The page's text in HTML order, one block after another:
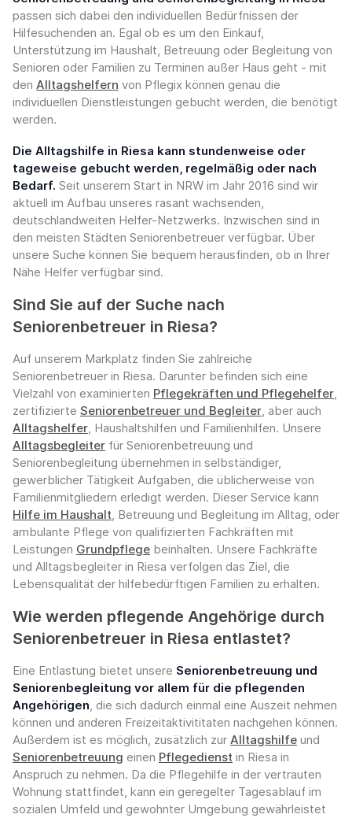
passen sich dabei den individuellen Bedürfnissen der
Hilfesuchenden an. Egal ob es um den Einkauf,
Unterstützung im Haushalt, Betreuung oder Begleitung von
Senioren oder Familien zu Terminen außer Haus geht - mit
den Alltagshelfern von Pflegix können genau die
individuellen Dienstleistungen gebucht werden, die benötigt
werden.
Die Alltagshilfe in Riesa kann stundenweise oder
tageweise gebucht werden, regelmäßig oder nach
Bedarf. Seit unserem Start in NRW im Jahr 2016 sind wir
aktuell im Aufbau unseres rasant wachsenden,
deutschlandweiten Helfer-Netzwerks. Inzwischen sind in
den meisten Städten Seniorenbetreuer verfügbar. Über
unsere Suche können Sie bequem herausfinden, ob in Ihrer
Nähe Helfer verfügbar sind.
Sind Sie auf der Suche nach
Seniorenbetreuer in Riesa?
Auf unserem Markplatz finden Sie zahlreiche
Seniorenbetreuer in Riesa. Darunter befinden sich eine
Vielzahl von examinierten Pflegekräften und Pflegehelfer,
zertifizierte Seniorenbetreuer und Begleiter, aber auch
Alltagshelfer, Haushaltshilfen und Familienhilfen. Unsere
Alltagsbegleiter für Seniorenbetreuung und
Seniorenbegleitung übernehmen in selbständiger,
gewerblicher Tätigkeit Aufgaben, die üblicherweise von
Familienmitgliedern erledigt werden. Dieser Service kann
Hilfe im Haushalt, Betreuung und Begleitung im Alltag, oder
ambulante Pflege von qualifizierten Fachkräften mit
Leistungen Grundpflege beinhalten. Unsere Fachkräfte
und Alltagsbegleiter in Riesa verfolgen das Ziel, die
Lebensqualität der hilfebedürftigen Familien zu erhalten.
Wie werden pflegende Angehörige durch
Seniorenbetreuer in Riesa entlastet?
Eine Entlastung bietet unsere Seniorenbetreuung und
Seniorenbegleitung vor allem für die pflegenden
Angehörigen, die sich dadurch einmal eine Auszeit nehmen
können und anderen Freizeitaktivititaten nachgehen können.
Außerdem ist es möglich, zusätzlich zur Alltagshilfe und
Seniorenbetreuung einen Pflegedienst in Riesa in
Anspruch zu nehmen. Da die Pflegehilfe in der vertrauten
Wohnung stattfindet, kann ein geregelter Tagesablauf im
sozialen Umfeld und gewohnter Umgebung gewährleistet